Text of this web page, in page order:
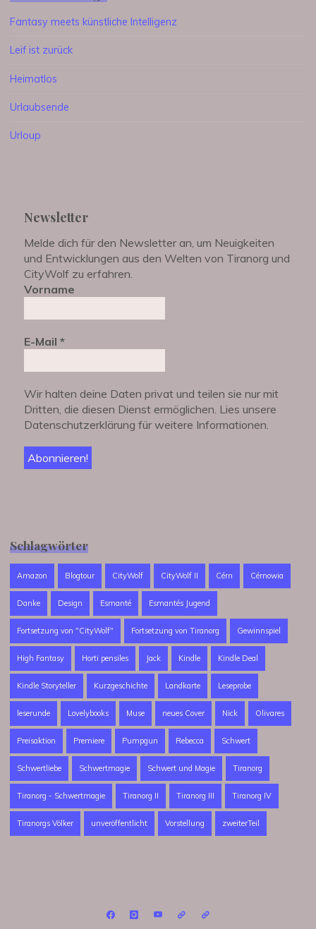
Fantasy meets künstliche Intelligenz
Leif ist zurück
Heimatlos
Urlaubsende
Urloup
Newsletter
Melde dich für den Newsletter an, um Neuigkeiten
und Entwicklungen aus den Welten von Tiranorg und
CityWolf zu erfahren.
Vorname
E-Mail*
Wir halten deine Daten privat und teilen sie nur mit
Dritten, die diesen Dienst ermöglichen. Lies unsere
Datenschutzerklärung für weitere Informationen.
Schlagwörter
Amazon Blogtour CityWolf CityWolf II Cérn Cérnowia
Danke Design Esmanté Esmantés Jugend
Fortsetzung von "CityWolf" Fortsetzung von Tiranorg Gewinnspiel
High Fantasy Horti pensiles Jack Kindle Kindle Deal
Kindle Storyteller Kurzgeschichte Landkarte Leseprobe
leserunde Lovelybooks Muse neues Cover Nick Olivares
Preisaktion Premiere Pumpgun Rebecca Schwert
Schwertliebe Schwertmagie Schwert und Magie Tiranorg
Tiranorg - Schwertmagie Tiranorg II Tiranorg III Tiranorg IV
Tiranorgs Völker unveröffentlicht Vorstellung zweiterTeil